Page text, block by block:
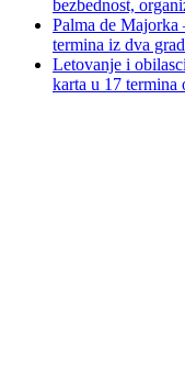
bezbednost,
Palma de Majorka
termina iz dva
Letovanje i
karta u 17 termina